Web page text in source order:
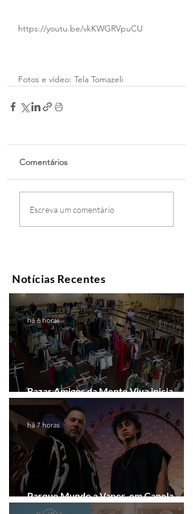
https://youtu.be/vkKWGRVpuCU
Fotos e vídeo: Tela Tomazeli
Comentários
Escreva um comentário
Notícias Recentes
Bazar Amigos da Mente Viva inicia
arrecadação em Gramado e Canela
há 6 horas
Parque Mundo a Vapor, em Canela,
recebe festival eletrônico em agosto
há 7 horas